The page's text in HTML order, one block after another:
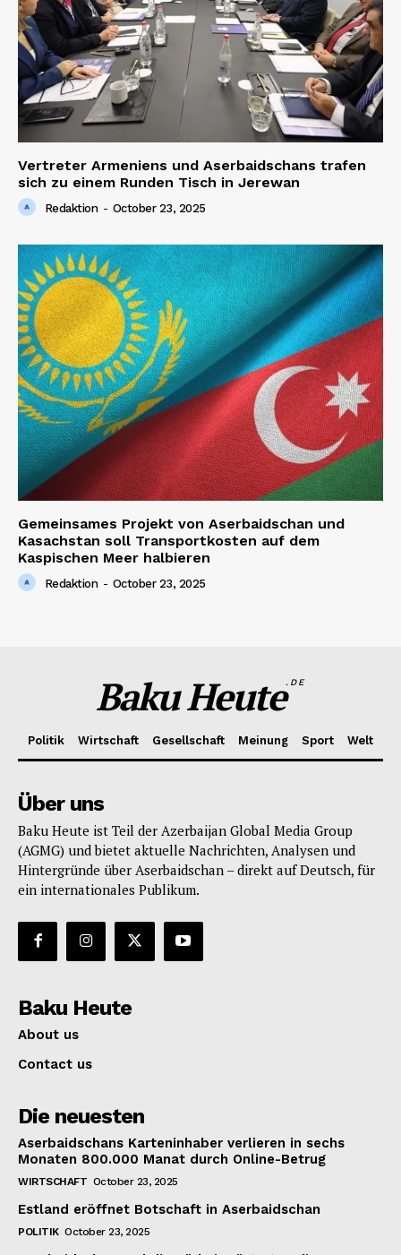
Vertreter Armeniens und Aserbaidschans trafen
sich zu einem Runden Tisch in Jerewan
Redaktion - October 23, 2025
Gemeinsames Projekt von Aserbaidschan und
Kasachstan soll Transportkosten auf dem
Kaspischen Meer halbieren
Redaktion - October 23, 2025
Baku Heute.DE
Politik Wirtschaft Gesellschaft Meinung Sport Welt
Über uns
Baku Heute ist Teil der Azerbaijan Global Media Group
(AGMG) und bietet aktuelle Nachrichten, Analysen und
Hintergründe über Aserbaidschan – direkt auf Deutsch, für
ein internationales Publikum.
Baku Heute
About us
Contact us
Die neuesten
Aserbaidschans Karteninhaber verlieren in sechs
Monaten 800.000 Manat durch Online-Betrug
WIRTSCHAFT October 23, 2025
Estland eröffnet Botschaft in Aserbaidschan
POLITIK October 23, 2025